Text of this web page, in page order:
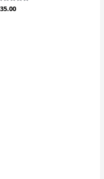
35.00